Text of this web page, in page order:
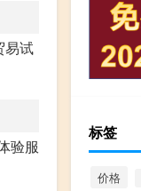
易试
验服
标签
价格